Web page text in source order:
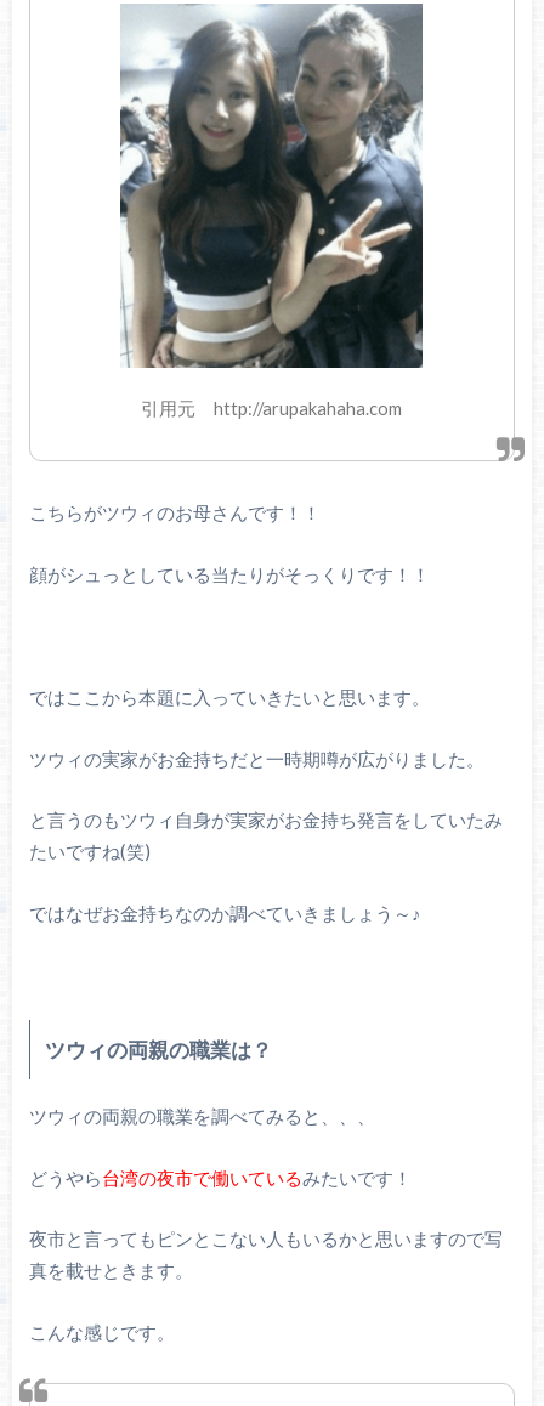
引用元 http://arupakahaha.com
こちらがツウィのお母さんです！！
顔がシュっとしている当たりがそっくりです！！
ではここから本題に入っていきたいと思います。
ツウィの実家がお金持ちだと一時期噂が広がりました。
と言うのもツウィ自身が実家がお金持ち発言をしていたみ
たいですね(笑)
ではなぜお金持ちなのか調べていきましょう～♪
ツウィの両親の職業は？
ツウィの両親の職業を調べてみると、、、
どうやら台湾の夜市で働いているみたいです！
夜市と言ってもピンとこない人もいるかと思いますので写
真を載せときます。
こんな感じです。